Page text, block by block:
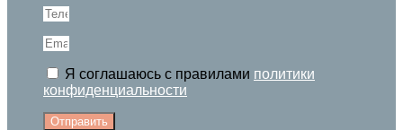
Я соглашаюсь с правилами политики
конфиденциальности
Отправить